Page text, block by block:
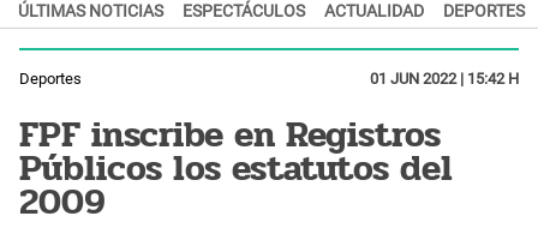
ÚLTIMAS NOTICIAS ESPECTÁCULOS ACTUALIDAD DEPORTES
Deportes 01 JUN 2022 | 15:42 H
FPF inscribe en Registros
Públicos los estatutos del
2009